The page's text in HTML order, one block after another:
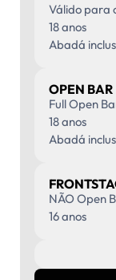
Válido para
18 anos
Abadá
OPEN BAR
Full Open
18 anos
Abadá
NÃO Open
16 anos